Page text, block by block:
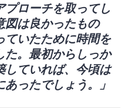
プローチを取ってし
図は良かったもの
ていたために時間を
た。最初からしっか
していれば、今頃は
ったでしょう。」